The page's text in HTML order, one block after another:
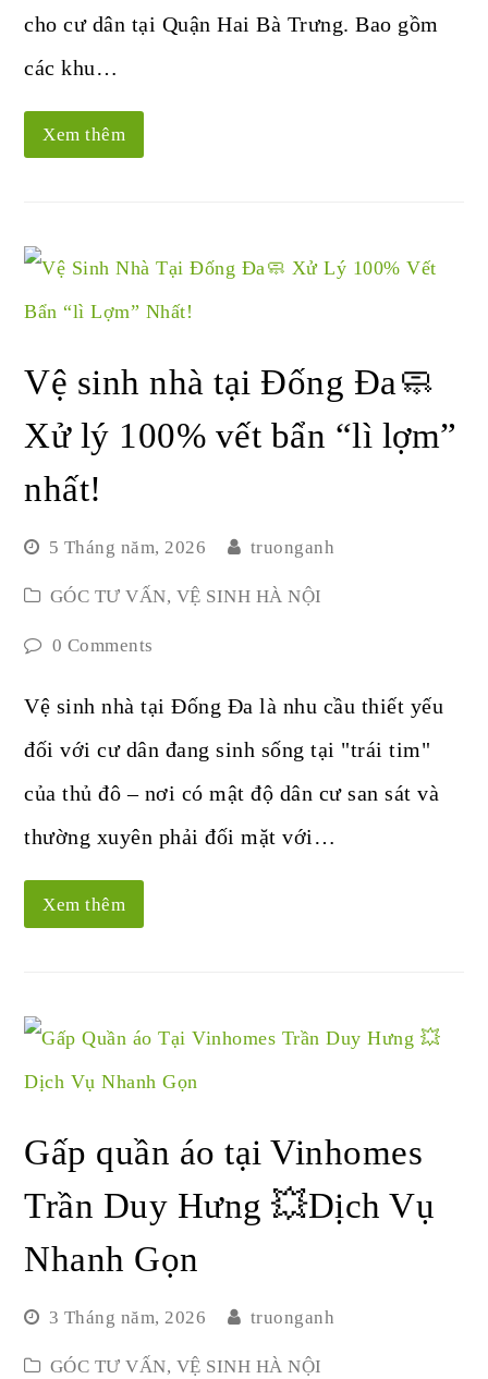
cho cư dân tại Quận Hai Bà Trưng. Bao gồm
các khu…
Xem thêm
Vệ sinh nhà tại Đống Đa🧼
Xử lý 100% vết bẩn “lì lợm”
nhất!
5 Tháng năm, 2026 truonganh
GÓC TƯ VẤN, VỆ SINH HÀ NỘI
0 Comments
Vệ sinh nhà tại Đống Đa là nhu cầu thiết yếu
đối với cư dân đang sinh sống tại "trái tim"
của thủ đô – nơi có mật độ dân cư san sát và
thường xuyên phải đối mặt với…
Xem thêm
Gấp quần áo tại Vinhomes
Trần Duy Hưng 💥Dịch Vụ
Nhanh Gọn
3 Tháng năm, 2026 truonganh
GÓC TƯ VẤN, VỆ SINH HÀ NỘI